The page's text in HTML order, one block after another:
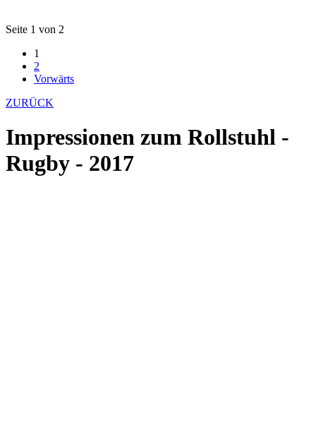
Seite 1 von 2
1
2
Vorwärts
ZURÜCK
Impressionen zum Rollstuhl -
Rugby - 2017